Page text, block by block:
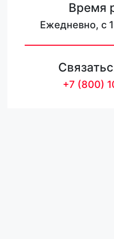
Время
Ежедневно, с
+7 (800)